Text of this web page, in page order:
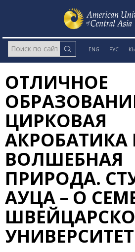
ENG РУС
ОТЛИЧНОЕ
ЦИРКОВАЯ
АКРОБАТИКА
ВОЛШЕБНАЯ
ПРИРОДА.
АУЦА – О